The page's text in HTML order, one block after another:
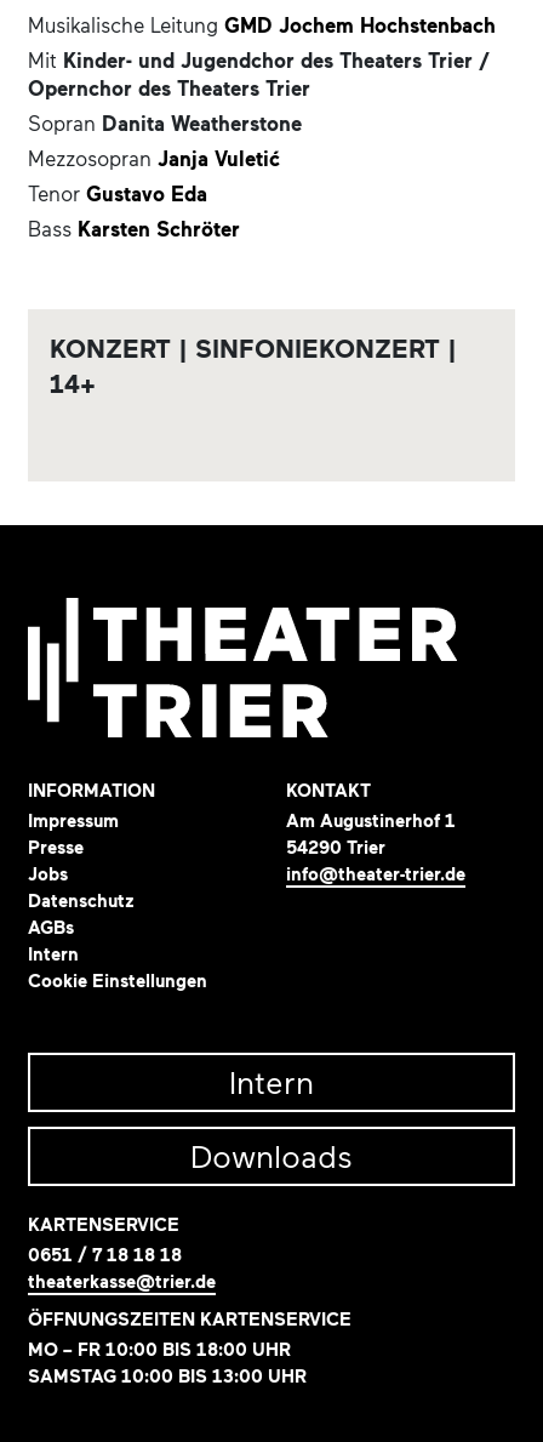
Musikalische Leitung GMD Jochem Hochstenbach
Mit Kinder- und Jugendchor des Theaters Trier /
Opernchor des Theaters Trier
Sopran Danita Weatherstone
Mezzosopran Janja Vuletić
Tenor Gustavo Eda
Bass Karsten Schröter
KONZERT | SINFONIEKONZERT |
14+
INFORMATION
Impressum
Presse
Jobs
Datenschutz
AGBs
Intern
Cookie Einstellungen
KONTAKT
Am Augustinerhof 1
54290 Trier
info@theater-trier.de
Intern
Downloads
KARTENSERVICE
0651 / 7 18 18 18
theaterkasse@trier.de
ÖFFNUNGSZEITEN KARTENSERVICE
MO – FR 10:00 BIS 18:00 UHR
SAMSTAG 10:00 BIS 13:00 UHR